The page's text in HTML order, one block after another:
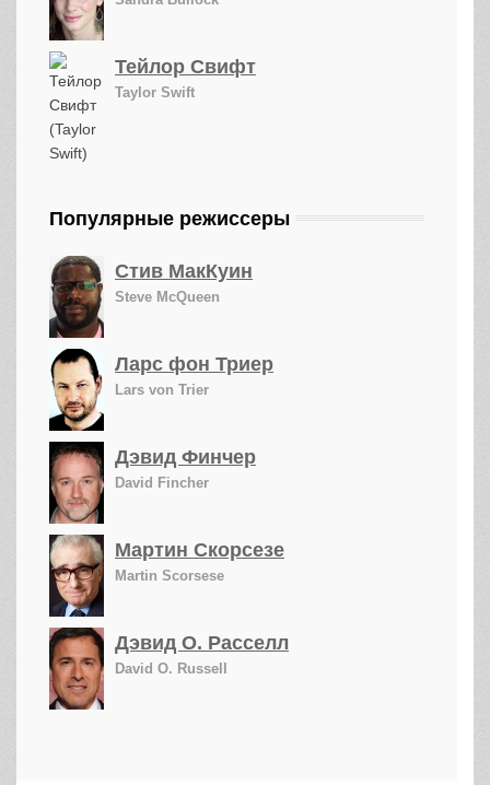
Тейлор Свифт
Taylor Swift
Популярные режиссеры
Стив МакКуин
Steve McQueen
Ларс фон Триер
Lars von Trier
Дэвид Финчер
David Fincher
Мартин Скорсезе
Martin Scorsese
Дэвид О. Расселл
David O. Russell